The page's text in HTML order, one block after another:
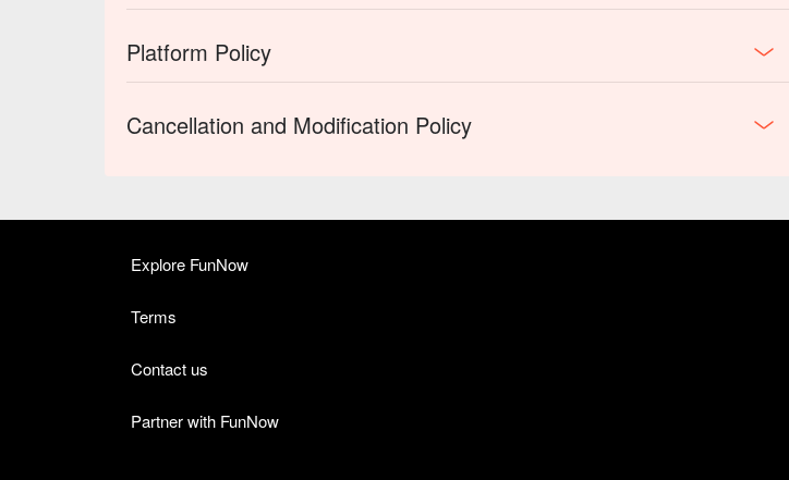
Platform Policy
Cancellation and Modification Policy
Explore FunNow
Terms
Contact us
Partner with FunNow